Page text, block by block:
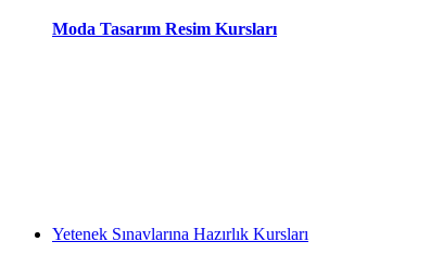
Moda Tasarım Resim Kursları
Yetenek Sınavlarına Hazırlık Kursları